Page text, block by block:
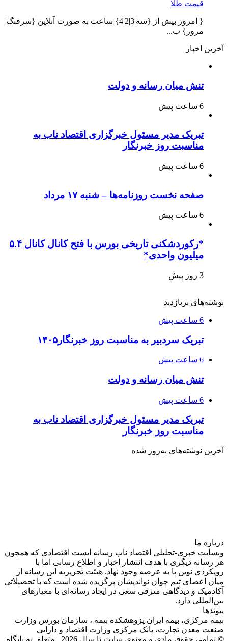
قیمت طلا
{ امروز بیش از {سه|3|2|4} ساعت به صورت آنلاین {سرفنگ|
مرور} ب...
آخرین اخبار
تنش میان رسانه و دولت
6 ساعت پیش
تبریک مدیر مسئول خبرگزاری اقتصاد ناب به
مناسبت روز خبرنگار
6 ساعت پیش
صفحه نخست روزنامه‌ها – شنبه ۱۷ مرداد
6 ساعت پیش
*رکوردشکنی تاریخی بورس با فتح کانال کانال ۵.۴
میلیون واحدی*
3 روز پیش
نوشته‌های پربازدید
6 ساعت پیش
تبریک سردبیر به مناسبت روز خبرنگار۱۴۰۵
6 ساعت پیش
تنش میان رسانه و دولت
6 ساعت پیش
تبریک مدیر مسئول خبرگزاری اقتصاد ناب به
مناسبت روز خبرنگار
آخرین نوشته‌های‌ به‌روز شده
درباره‌ ما
وبسایت خبری-تحلیلی اقتصاد ناب رسانه‌ ایست اقتصادی که همچون
هر رسانه دیگری با هدف انتشار اخبار و اطلاع رسانی اما با
رویکردی نوین پا به عرصه وجود نهاد. هیئت تحریریه این رسانه از
میان اعضای تیم جوان نواندیشان برگزیده شده است که با تحصیلاتی
آکادمیک و دیدگاهی‌ مترقی سعی در ایجاد رسانه‌ای با معیار‌های
بین‌المللی دارد.
پیوندها
بیمه مرکزی، بیمه ایران پزوهشکده بیمه ، سازمان بورس وزارت
صنعت معدن تجارت، بانک مرکزی وزارت اقتصاد و دارایی